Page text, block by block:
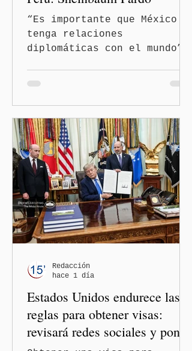
“Es importante que México
tenga relaciones
diplomáticas con el mundo”,
Sheinbaum Pardo anunció el
restablecimiento de las
relaciones diplomáticas
entre los gobiernos de
México y Perú. “Es
importante que más allá de
la orientación política de
los gobiernos —porque hay
orientaciones políticas de
los gobiernos, llegan por
— es importante que México
tenga relaciones
diplomáticas con el mu
Estados Unidos endurece las
reglas para obtener visas:
revisará redes sociales y pone
Redacción
hace 1 día